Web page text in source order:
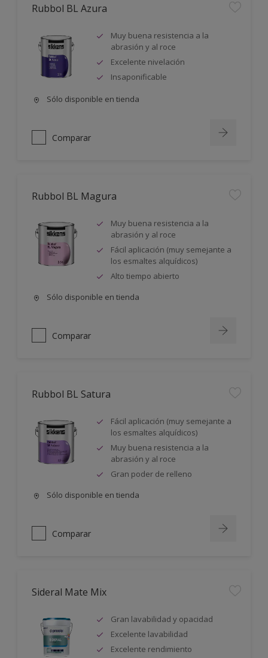
Rubbol BL Azura
Muy buena resistencia a la
abrasión y al roce
Excelente nivelación
Insaponificable
Sólo disponible en tienda
Comparar
Rubbol BL Magura
Muy buena resistencia a la
abrasión y al roce
Fácil aplicación (muy semejante a
los esmaltes alquídicos)
Alto tiempo abierto
Sólo disponible en tienda
Comparar
Rubbol BL Satura
Fácil aplicación (muy semejante a
los esmaltes alquídicos)
Muy buena resistencia a la
abrasión y al roce
Gran poder de relleno
Sólo disponible en tienda
Comparar
Sideral Mate Mix
Gran lavabilidad y opacidad
Excelente lavabilidad
Excelente rendimiento